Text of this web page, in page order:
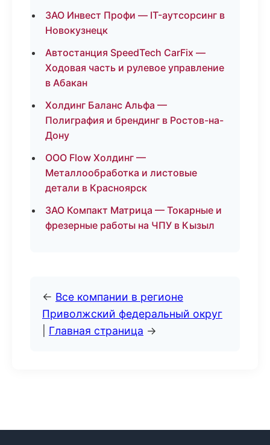
ЗАО Инвест Профи — IT-аутсорсинг в
Новокузнецк
Автостанция SpeedTech CarFix —
Ходовая часть и рулевое управление
в Абакан
Холдинг Баланс Альфа —
Полиграфия и брендинг в Ростов-на-
Дону
ООО Flow Холдинг —
Металлообработка и листовые
детали в Красноярск
ЗАО Компакт Матрица — Токарные и
фрезерные работы на ЧПУ в Кызыл
← Все компании в регионе
Приволжский федеральный округ
Главная страница →